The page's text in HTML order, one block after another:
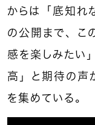
からは「底知れ
の公開まで、こ
感を楽しみたい
高」と期待の声
を集めている。